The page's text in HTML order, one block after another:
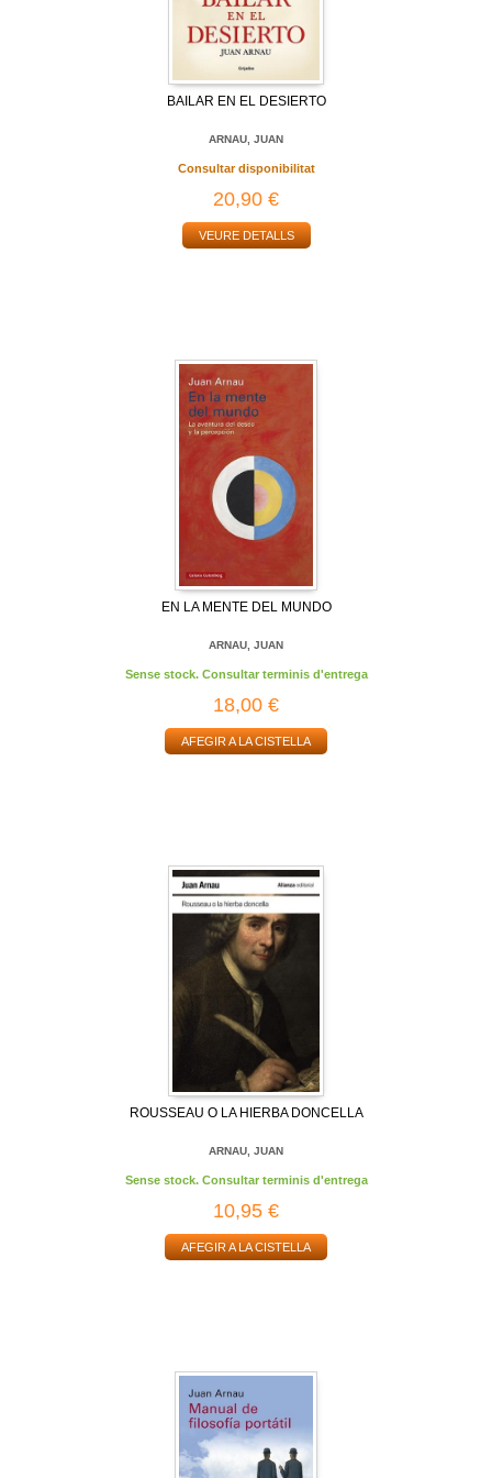
BAILAR EN EL DESIERTO
ARNAU, JUAN
Consultar disponibilitat
20,90 €
VEURE DETALLS
EN LA MENTE DEL MUNDO
ARNAU, JUAN
Sense stock. Consultar terminis d'entrega
18,00 €
AFEGIR A LA CISTELLA
ROUSSEAU O LA HIERBA DONCELLA
ARNAU, JUAN
Sense stock. Consultar terminis d'entrega
10,95 €
AFEGIR A LA CISTELLA